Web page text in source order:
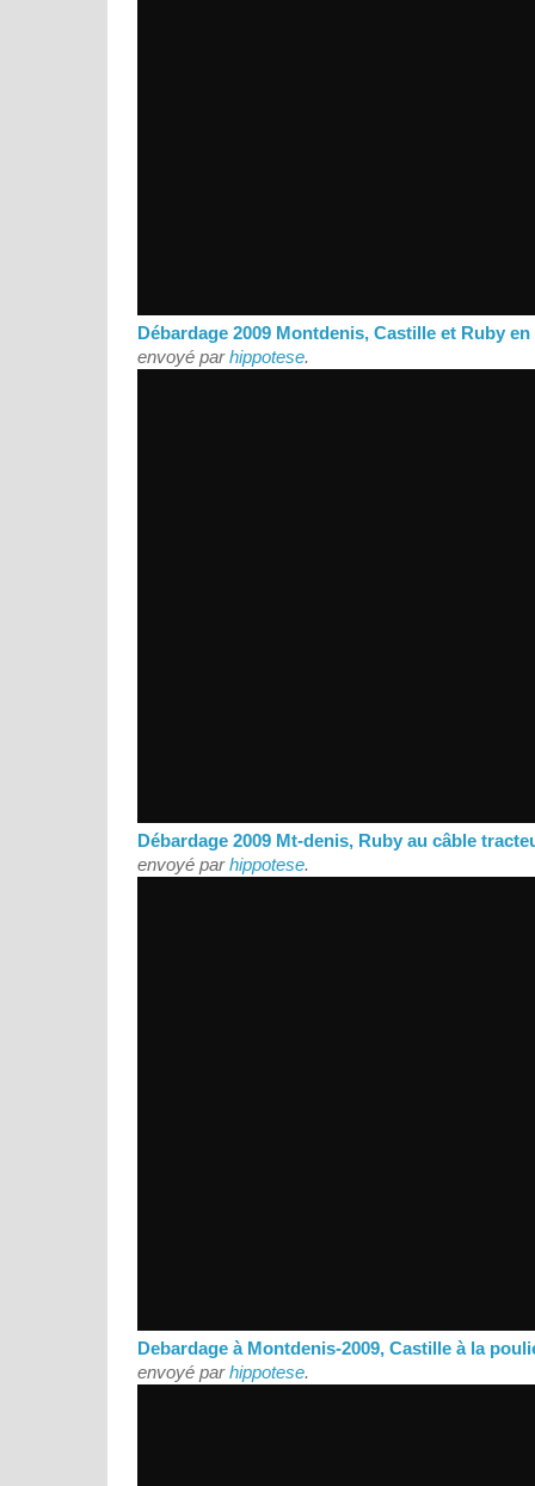
Débardage 2009 Montdenis, Castille et Ruby
envoyé parhippotese.
Débardage 2009 Mt-denis, Ruby au câble
envoyé parhippotese.
Debardage à Montdenis-2009, Castille à la
envoyé parhippotese.